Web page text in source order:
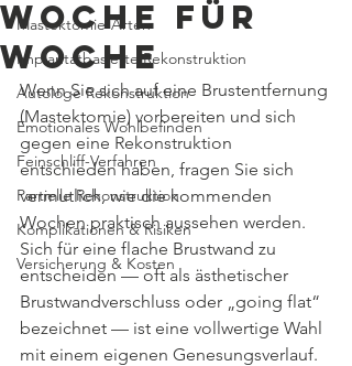
Mastektomie-Arten
Implantatbasierte Rekonstruktion
Autologe Rekonstruktion
Emotionales Wohlbefinden
Feinschliff-Verfahren
Partielle Rekonstruktion
Komplikationen & Risiken
Versicherung & Kosten
Woche für
Woche
Wenn Sie sich auf eine Brustentfernung
(Mastektomie) vorbereiten und sich
gegen eine Rekonstruktion
entschieden haben, fragen Sie sich
vermutlich, wie die kommenden
Wochen praktisch aussehen werden.
Sich für eine flache Brustwand zu
entscheiden — oft als ästhetischer
Brustwandverschluss oder „going flat“
bezeichnet — ist eine vollwertige Wahl
mit einem eigenen Genesungsverlauf.